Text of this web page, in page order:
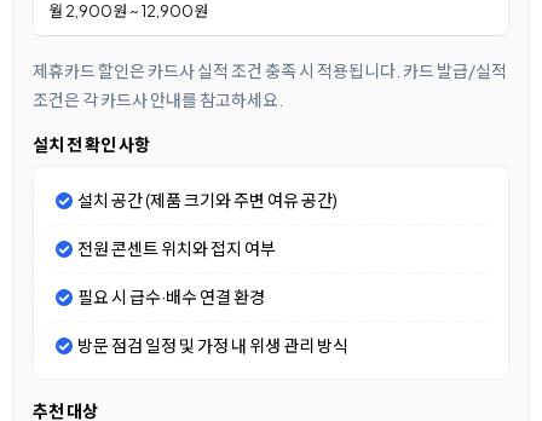
월 2,900원 ~ 12,900원
제휴카드 할인은 카드사 실적 조건 충족 시 적용됩니다. 카드 발급/실적
조건은 각 카드사 안내를 참고하세요.
설치 전 확인 사항
설치 공간 (제품 크기와 주변 여유 공간)
전원 콘센트 위치와 접지 여부
필요 시 급수·배수 연결 환경
방문 점검 일정 및 가정 내 위생 관리 방식
추천 대상